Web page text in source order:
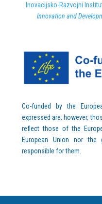
Inovacijsko-Razvojni
Innovation and
Co-funded by the
expressed are, however,
reflect those of the
European Union nor the
responsible for them.